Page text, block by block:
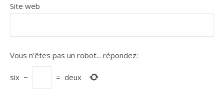
Site web
Vous n'êtes pas un robot... répondez:
six − = deux